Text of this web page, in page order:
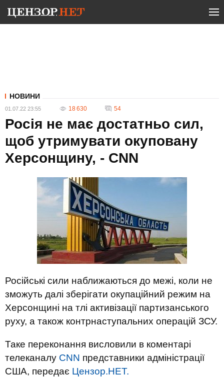
НОВИНИ
01.07.22 23:55 18 630 54
Росія не має достатньо сил,
щоб утримувати окуповану
Херсонщину, - CNN
Російські сили наближаються до межі, коли не
зможуть далі зберігати окупаційний режим на
Херсонщині на тлі активізації партизанського
руху, а також контрнаступальних операцій ЗСУ.
Таке переконання висловили в коментарі
телеканалу CNN представники адміністрації
США, передає Цензор.НЕТ.